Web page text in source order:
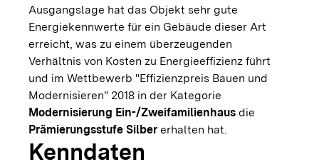
Ausgangslage hat das Objekt sehr gute
Energiekennwerte für ein Gebäude dieser Art
erreicht, was zu einem überzeugenden
Verhältnis von Kosten zu Energieeffizienz führt
und im Wettbewerb "Effizienzpreis Bauen und
Modernisieren" 2018 in der Kategorie
Modernisierung Ein-/Zweifamilienhaus die
Prämierungsstufe Silber erhalten hat.
Kenndaten